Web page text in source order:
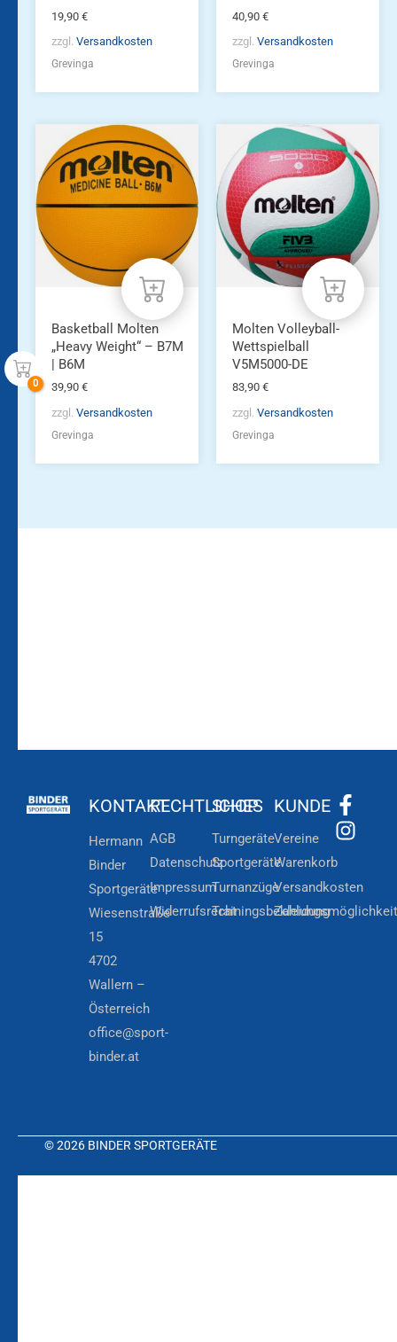
19,90 €
zzgl. Versandkosten
Grevinga
40,90 €
zzgl. Versandkosten
Grevinga
Dieses
Produkt
weist
mehrere
Varianten
Optionen
können
Produktseite
gewählt
werden
Basketball Molten
„Heavy Weight“ – B7M
| B6M
39,90 €
zzgl. Versandkosten
Grevinga
Molten Volleyball-
Wettspielball
V5M5000-DE
83,90 €
zzgl. Versandkosten
Grevinga
KONTAKT
Hermann
Binder
Sportgeräte
Wiesenstraße
15
4702
Wallern –
Österreich
office@sport-
binder.at
RECHTLICHES
AGB
Datenschutz
Impressum
Widerrufsrecht
SHOP
Turngeräte
Sportgeräte
Turnanzüge
Trainingsbekleidung
KUNDE
Vereine
Warenkorb
Versandkosten
© 2026 BINDER SPORTGERÄTE